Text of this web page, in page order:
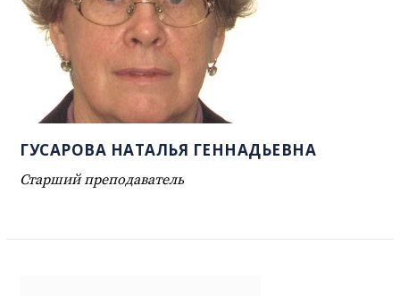
ГУСАРОВА НАТАЛЬЯ ГЕННАДЬЕВНА
Старший преподаватель